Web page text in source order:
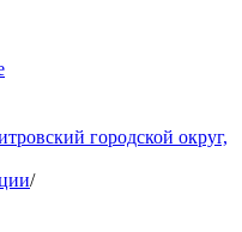
городской округ,
/